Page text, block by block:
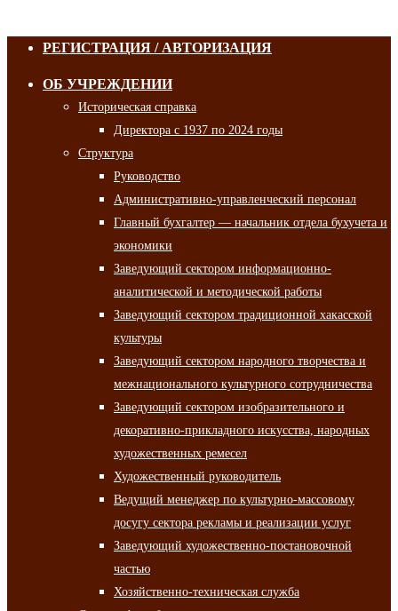
РЕГИСТРАЦИЯ / АВТОРИЗАЦИЯ
ОБ УЧРЕЖДЕНИИ
Историческая справка
Директора с 1937 по 2024 годы
Структура
Руководство
Административно-управленческий персонал
Главный бухгалтер — начальник отдела бухучета и
экономики
Заведующий сектором информационно-
аналитической и методической работы
Заведующий сектором традиционной хакасской
культуры
Заведующий сектором народного творчества и
межнационального культурного сотрудничества
Заведующий сектором изобразительного и
декоративно-прикладного искусства, народных
художественных ремесел
Художественный руководитель
Ведущий менеджер по культурно-массовому
досугу сектора рекламы и реализации услуг
Заведующий художественно-постановочной
частью
Хозяйственно-техническая служба